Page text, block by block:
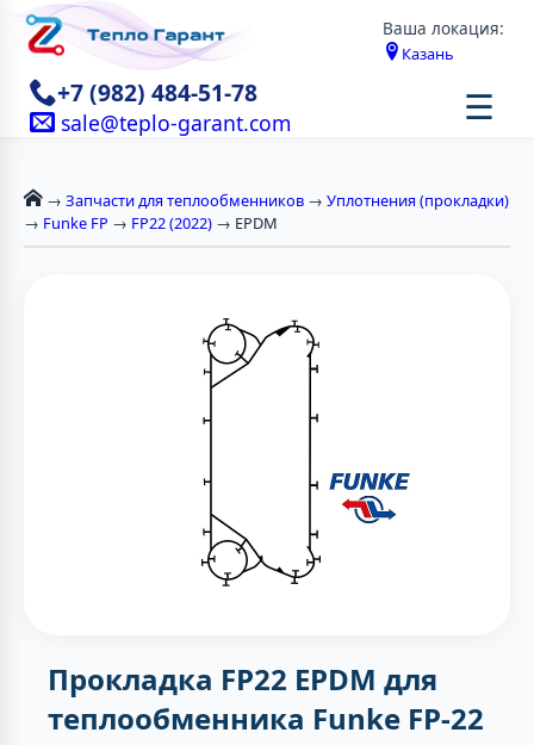
Ваша локация:
Казань
+7 (982) 484-51-78
sale@teplo-garant.com ☰
→ Запчасти для теплообменников → Уплотнения (прокладки)
→ Funke FP → FP22 (2022) → EPDM
Прокладка FP22 EPDM для
теплообменника Funke FP-22